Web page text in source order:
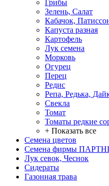
Грибы
Зелень, Салат
Кабачок,
Капуста разная
Картофель
Лук семена
Морковь
Огурец
Перец
Редис
Репа, Редька,
Свекла
Томат
Томаты редкие
+ Показать все
Семена цветов
Семена фирмы
Лук севок, Чеснок
Сидераты
Газонная трава